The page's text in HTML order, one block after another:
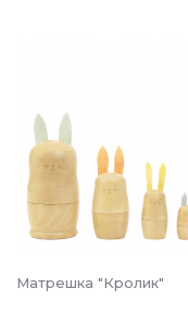
Матрешка "Кролик"